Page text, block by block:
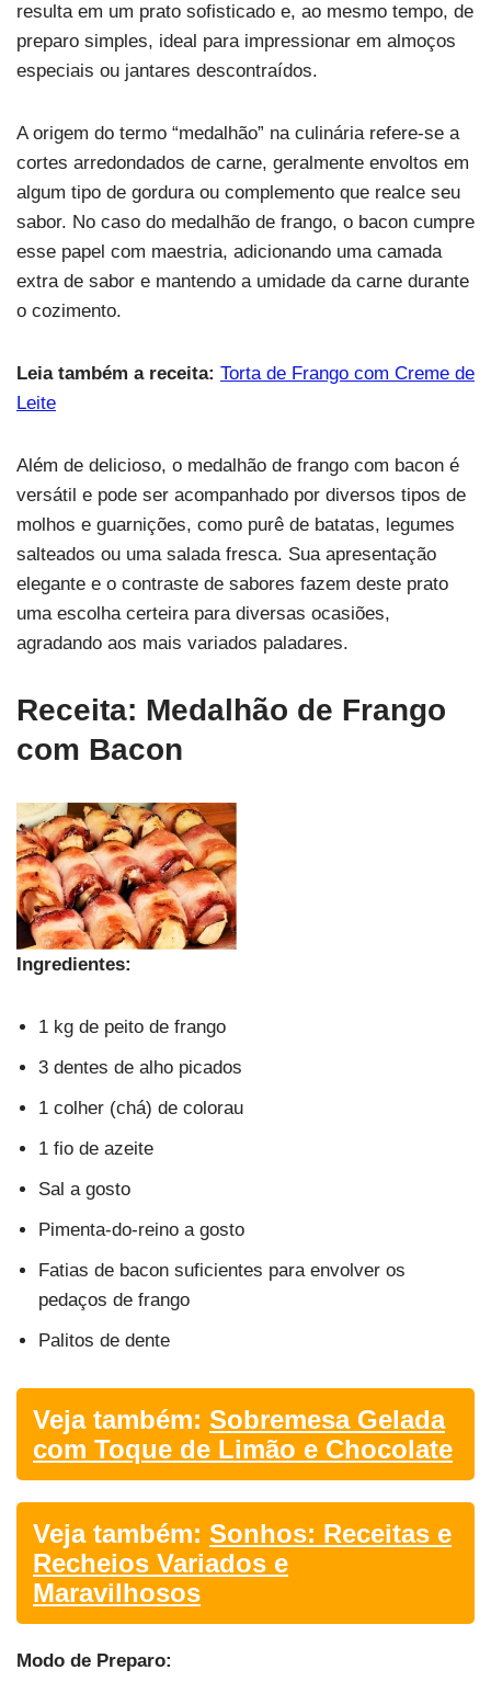
resulta em um prato sofisticado e, ao mesmo tempo, de
preparo simples, ideal para impressionar em almoços
especiais ou jantares descontraídos.
A origem do termo “medalhão” na culinária refere-se a
cortes arredondados de carne, geralmente envoltos em
algum tipo de gordura ou complemento que realce seu
sabor. No caso do medalhão de frango, o bacon cumpre
esse papel com maestria, adicionando uma camada
extra de sabor e mantendo a umidade da carne durante
o cozimento.
Leia também a receita: Torta de Frango com Creme de
Leite
Além de delicioso, o medalhão de frango com bacon é
versátil e pode ser acompanhado por diversos tipos de
molhos e guarnições, como purê de batatas, legumes
salteados ou uma salada fresca. Sua apresentação
elegante e o contraste de sabores fazem deste prato
uma escolha certeira para diversas ocasiões,
agradando aos mais variados paladares.
Receita: Medalhão de Frango
com Bacon
Ingredientes:
1 kg de peito de frango
3 dentes de alho picados
1 colher (chá) de colorau
1 fio de azeite
Sal a gosto
Pimenta-do-reino a gosto
Fatias de bacon suficientes para envolver os
pedaços de frango
Palitos de dente
Veja também: Sobremesa Gelada
com Toque de Limão e Chocolate
Veja também: Sonhos: Receitas e
Recheios Variados e
Maravilhosos
Modo de Preparo: